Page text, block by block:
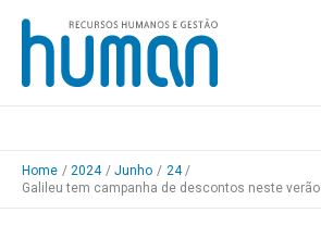
Skip
content
Home 2024 Junho
24
Galileu tem campanha de descontos neste verão